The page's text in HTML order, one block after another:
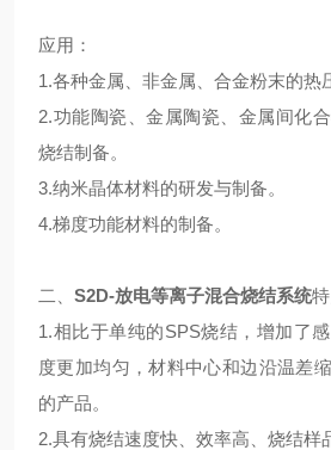
应用：
1.各种金属、非金属、合金粉末的热
2.功能陶瓷、金属陶瓷、金属间化
烧结制备。
3.纳米晶体材料的研发与制备。
4.梯度功能材料的制备。
二、 S2D-放电等离子混合烧结系统特
1.相比于单纯的SPS烧结，增加了
度更加均匀，材料中心和边沿温差
的产品。
2.具有烧结速度快、效率高、烧结样